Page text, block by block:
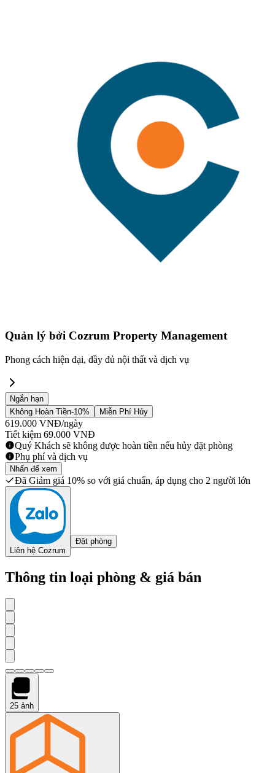
Quản lý bởi Cozrum Property Management
Phong cách hiện đại, đầy đủ nội thất và dịch vụ
Ngắn hạn
Không Hoàn Tiền-10% Miễn Phí Hủy
619.000 VNĐ/ngày
Tiết kiệm 69.000 VNĐ
Quý Khách sẽ không được hoàn tiền nếu hủy đặt phòng
Phụ phí và dịch vụ
Nhấn để xem
Đã Giảm giá 10% so với giá chuẩn, áp dụng cho 2 người lớn
Liên hệ Cozrum
Đặt phòng
Thông tin loại phòng & giá bán
25 ảnh